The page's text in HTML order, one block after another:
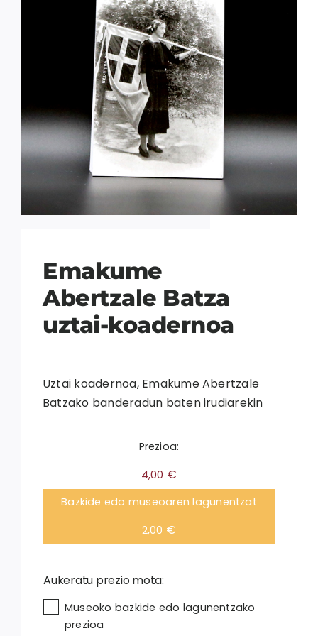
Emakume
Abertzale Batza
uztai-koadernoa
Uztai koadernoa, Emakume Abertzale
Batzako banderadun baten irudiarekin
Prezioa:
4,00 €
Bazkide edo museoaren lagunentzat
2,00 €
Aukeratu prezio mota:
Museoko bazkide edo lagunentzako
prezioa